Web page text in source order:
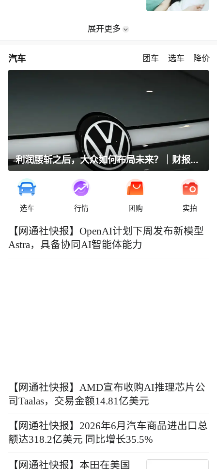
展开更多
汽车 团车 选车 降价
利润腰斩之后，大众如何布局未来？｜财报全视角
选车 行情 团购 实拍
【网通社快报】OpenAI计划下周发布新模型
Astra，具备协同AI智能体能力
【网通社快报】AMD宣布收购AI推理芯片公
司Taalas，交易金额14.81亿美元
【网通社快报】2026年6月汽车商品进出口总
额达318.2亿美元 同比增长35.5%
【网通社快报】本田在美国